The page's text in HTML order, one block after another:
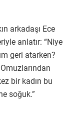
arkadaşı Ece
anlatır: “Niye
geri atarken?
bir kadın bu
soğuk.”